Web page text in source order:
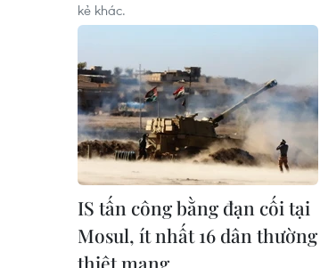
kẻ khác.
IS tấn công bằng đạn cối tại
Mosul, ít nhất 16 dân thường
thiệt mạng